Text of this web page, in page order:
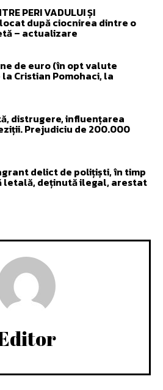
PERI VADULUI ȘI
după ciocnirea dintre o
– actualizare
de euro (în opt valute
Cristian Pomohaci, la
distrugere, influențarea
Prejudiciu de 200.000
delict de polițiști, în timp
letală, deținută ilegal, arestat